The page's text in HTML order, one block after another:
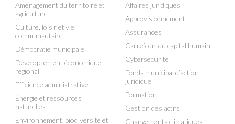
Aménagement du territoire et
agriculture
Culture, loisir et vie
communautaire
Démocratie municipale
Développement économique
régional
Efficience administrative
Énergie et ressources
naturelles
Environnement, biodiversité et
Affaires juridiques
Approvisionnement
Assurances
Carrefour du capital humain
Cybersécurité
Fonds municipal d’action
juridique
Formation
Gestion des actifs
Changements climatiques